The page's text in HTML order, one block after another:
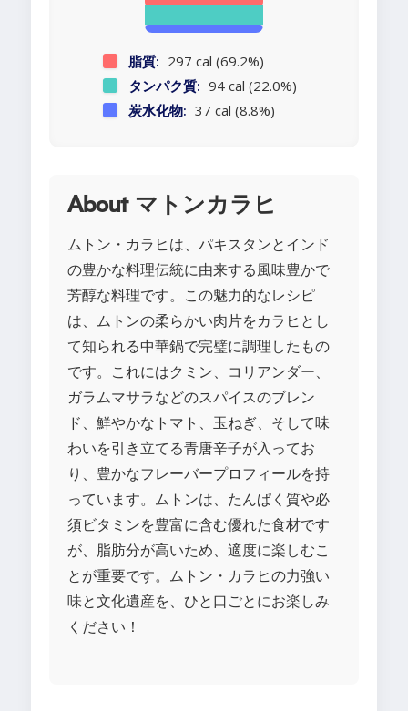
脂質: 297 cal (69.2%)
タンパク質: 94 cal (22.0%)
炭水化物: 37 cal (8.8%)
About マトンカラヒ
ムトン・カラヒは、パキスタンとインド
の豊かな料理伝統に由来する風味豊かで
芳醇な料理です。この魅力的なレシピ
は、ムトンの柔らかい肉片をカラヒとし
て知られる中華鍋で完璧に調理したもの
です。これにはクミン、コリアンダー、
ガラムマサラなどのスパイスのブレン
ド、鮮やかなトマト、玉ねぎ、そして味
わいを引き立てる青唐辛子が入ってお
り、豊かなフレーバープロフィールを持
っています。ムトンは、たんぱく質や必
須ビタミンを豊富に含む優れた食材です
が、脂肪分が高いため、適度に楽しむこ
とが重要です。ムトン・カラヒの力強い
味と文化遺産を、ひと口ごとにお楽しみ
ください！